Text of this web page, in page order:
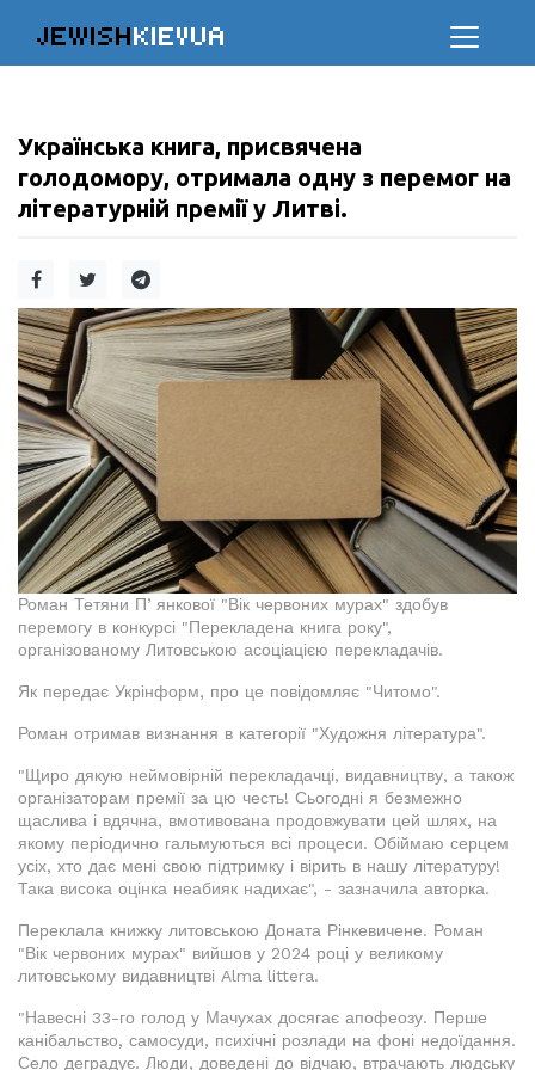
JEWISHKIEVUA
Українська книга, присвячена
голодомору, отримала одну з перемог на
літературній премії у Литві.
Роман Тетяни Пʼянкової "Вік червоних мурах" здобув
перемогу в конкурсі "Перекладена книга року",
організованому Литовською асоціацією перекладачів.
Як передає Укрінформ, про це повідомляє "Читомо".
Роман отримав визнання в категорії "Художня література".
"Щиро дякую неймовірній перекладачці, видавництву, а також
організаторам премії за цю честь! Сьогодні я безмежно
щаслива і вдячна, вмотивована продовжувати цей шлях, на
якому періодично гальмуються всі процеси. Обіймаю серцем
усіх, хто дає мені свою підтримку і вірить в нашу літературу!
Така висока оцінка неабияк надихає", - зазначила авторка.
Переклала книжку литовською Доната Рінкевичене. Роман
"Вік червоних мурах" вийшов у 2024 році у великому
литовському видавництві Alma littera.
"Навесні 33-го голод у Мачухах досягає апофеозу. Перше
канібальство, самосуди, психічні розлади на фоні недоїдання.
Село деградує. Люди, доведені до відчаю, втрачають людську